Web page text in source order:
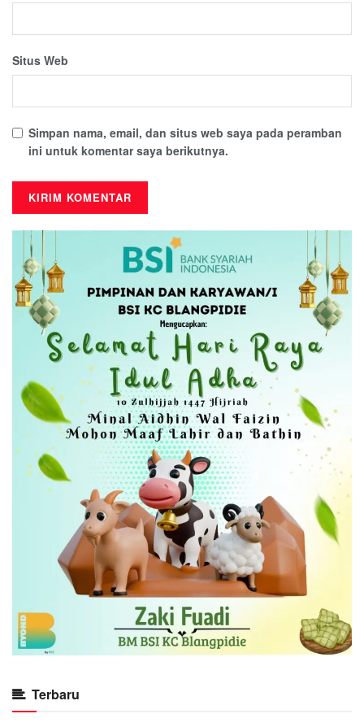
Situs Web
Simpan nama, email, dan situs web saya pada peramban
ini untuk komentar saya berikutnya.
Terbaru